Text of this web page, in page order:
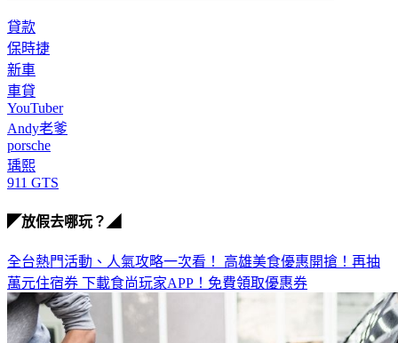
保時捷
新車
車貸
YouTuber
Andy老爹
porsche
瑀熙
911 GTS
萬元住宿券下載食尚玩家APP！免費領取優惠券